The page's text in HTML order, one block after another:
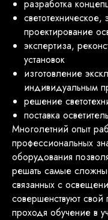
разработка
светотехническое,
проектирование
экспертиза,
установок
изготовление
индивидуальным
решение
поставка
Многолетний опыт
профессиональных
оборудования
решать самые
связанных с
совершенствуют
проходя обучение в